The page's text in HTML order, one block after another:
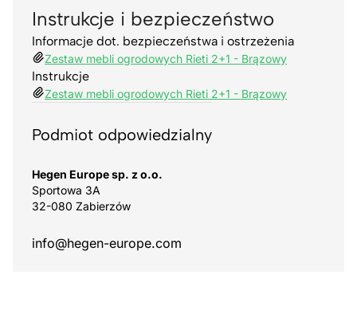
Instrukcje i bezpieczeństwo
Informacje dot. bezpieczeństwa i ostrzeżenia
Zestaw mebli ogrodowych Rieti 2+1 - Brązowy
Instrukcje
Zestaw mebli ogrodowych Rieti 2+1 - Brązowy
Podmiot odpowiedzialny
Hegen Europe sp. z o.o.
Sportowa 3A
32-080 Zabierzów
info@hegen-europe.com